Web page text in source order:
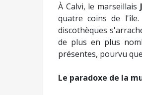
À Calvi, le marseillais
quatre coins de
discothèques
de plus en plus
présentes, pourvu
Le paradoxe de la